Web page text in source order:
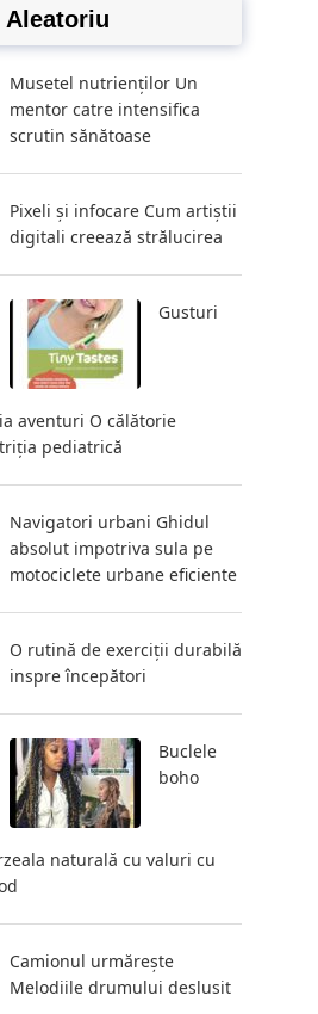
Musetel nutrienților Un
mentor catre intensifica
scrutin sănătoase
Pixeli și infocare Cum artiștii
digitali creează strălucirea
Gusturi
aventuri O călătorie
pediatrică
Navigatori urbani Ghidul
absolut impotriva sula pe
motociclete urbane eficiente
O rutină de exerciții durabilă
inspre începători
Buclele
boho
naturală cu valuri cu
Camionul urmărește
Melodiile drumului deslusit